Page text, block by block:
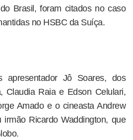
Brasil, foram citados no caso
no HSBC da Suíça.
apresentador Jô Soares, dos
Claudia Raia e Edson Celulari,
Amado e o cineasta Andrew
irmão Ricardo Waddington, que